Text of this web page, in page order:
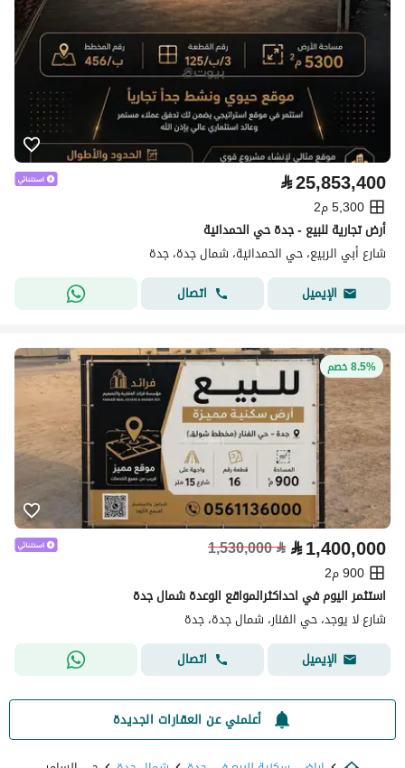
⃁25,853,400
5,300 م2
أرض تجارية للبيع - جدة حي الحمدانية
شارع أبي الربيع، حي الحمدانية، شمال جدة، جدة
الإيميل
اتصال
8.5% خصم
⃁1,400,000
⃁
1,530,000
900 م2
استثمر اليوم في احداكثرالمواقع الوعدة شمال جدة
شارع لا يوجد، حي الفنار، شمال جدة، جدة
الإيميل
اتصال
أعلمني عن العقارات الجديدة